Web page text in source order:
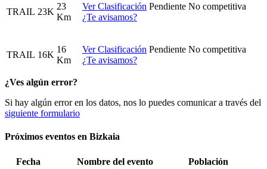
TRAIL 23K
23
Km
Ver Clasificación Pendiente No competitiva
¿Te avisamos?
TRAIL 16K
16
Km
Ver Clasificación Pendiente No competitiva
¿Te avisamos?
¿Ves algún error?
Si hay algún error en los datos, nos lo puedes comunicar a través del
siguiente formulario
Próximos eventos en Bizkaia
Fecha Nombre del evento
Población